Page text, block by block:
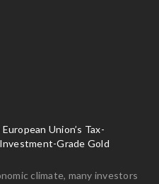
Union’s Tax-
Grade Gold
climate, many investors